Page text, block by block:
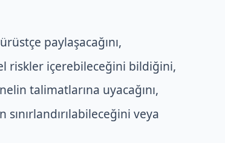
paylaşacağını,
riskler içerebileceğini bildiğini,
talimatlarına uyacağını,
sınırlandırılabileceğini veya